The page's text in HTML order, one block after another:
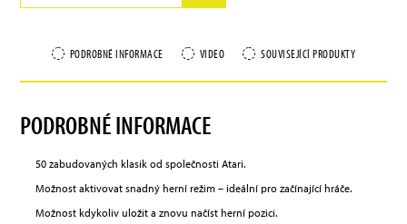
PODROBNÉ INFORMACE VIDEO SOUVISEJÍCÍ PRODUKTY
PODROBNÉ INFORMACE
50 zabudovaných klasik od společnosti Atari.
Možnost aktivovat snadný herní režim – ideální pro začínající hráče.
Možnost kdykoliv uložit a znovu načíst herní pozici.